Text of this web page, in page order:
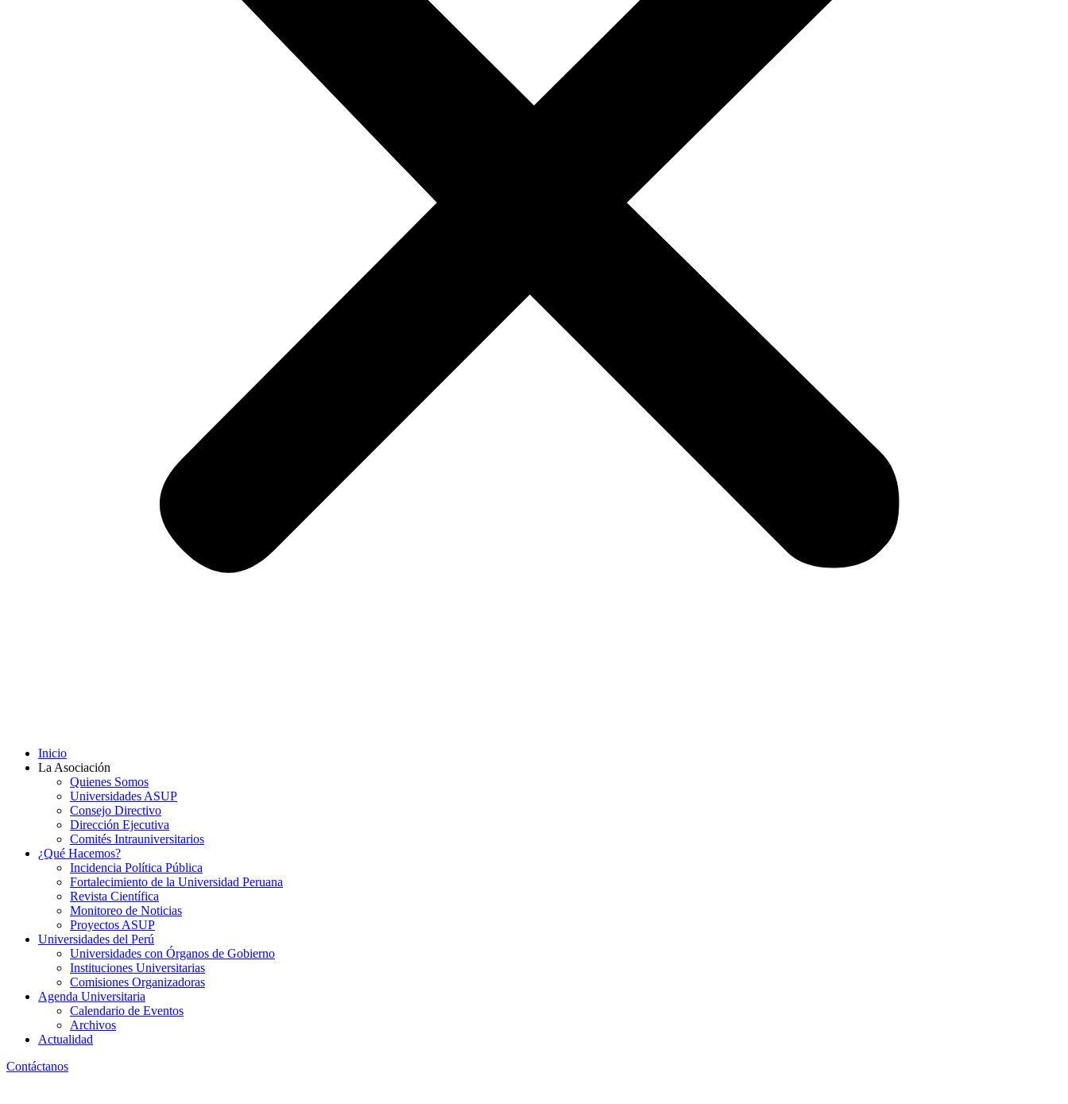
Inicio
La Asociación
Quienes Somos
Universidades ASUP
Consejo Directivo
Dirección Ejecutiva
Comités Intrauniversitarios
¿Qué Hacemos?
Incidencia Política Pública
Fortalecimiento de la Universidad Peruana
Revista Científica
Monitoreo de Noticias
Proyectos ASUP
Universidades del Perú
Universidades con Órganos de Gobierno
Instituciones Universitarias
Comisiones Organizadoras
Agenda Universitaria
Calendario de Eventos
Archivos
Actualidad
Contáctanos